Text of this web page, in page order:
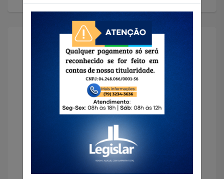
Solicitar Imóvel
Encontramos o imóvel que você precisa!
Solicitar